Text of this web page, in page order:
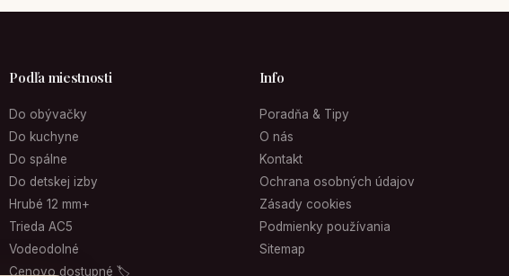
Podľa miestnosti
Do obývačky
Do kuchyne
Do spálne
Do detskej izby
Hrubé 12 mm+
Trieda AC5
Vodeodolné
Cenovo dostupné 🏷
Info
Poradňa & Tipy
O nás
Kontakt
Ochrana osobných údajov
Zásady cookies
Podmienky používania
Sitemap